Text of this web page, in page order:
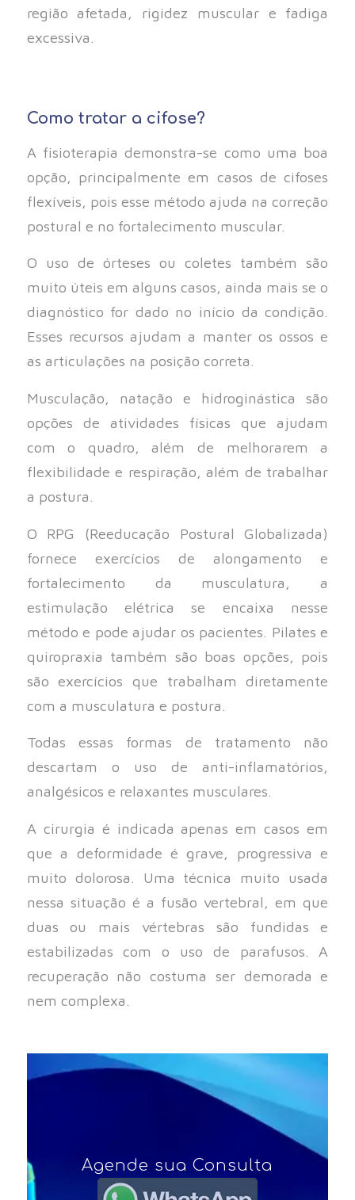
região afetada, rigidez muscular e fadiga
excessiva.
Como tratar a cifose?
A fisioterapia demonstra-se como uma boa
opção, principalmente em casos de cifoses
flexíveis, pois esse método ajuda na correção
postural e no fortalecimento muscular.
O uso de órteses ou coletes também são
muito úteis em alguns casos, ainda mais se o
diagnóstico for dado no início da condição.
Esses recursos ajudam a manter os ossos e
as articulações na posição correta.
Musculação, natação e hidroginástica são
opções de atividades físicas que ajudam
com o quadro, além de melhorarem a
flexibilidade e respiração, além de trabalhar
a postura.
O RPG (Reeducação Postural Globalizada)
fornece exercícios de alongamento e
fortalecimento da musculatura, a
estimulação elétrica se encaixa nesse
método e pode ajudar os pacientes. Pilates e
quiropraxia também são boas opções, pois
são exercícios que trabalham diretamente
com a musculatura e postura.
Todas essas formas de tratamento não
descartam o uso de anti-inflamatórios,
analgésicos e relaxantes musculares.
A cirurgia é indicada apenas em casos em
que a deformidade é grave, progressiva e
muito dolorosa. Uma técnica muito usada
nessa situação é a fusão vertebral, em que
duas ou mais vértebras são fundidas e
estabilizadas com o uso de parafusos. A
recuperação não costuma ser demorada e
nem complexa.
Agende sua Consulta